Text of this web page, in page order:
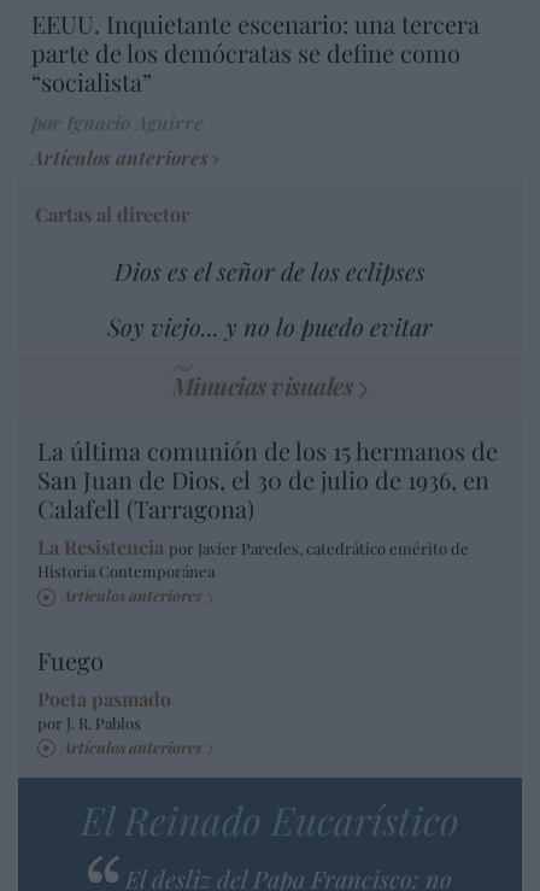
EEUU. Inquietante escenario: una tercera
parte de los demócratas se define como
“socialista”
Artículos anteriores
Cartas al director
Dios es el señor de los eclipses
Soy viejo... y no lo puedo evitar
Minucias visuales
La última comunión de los 15 hermanos de
San Juan de Dios, el 30 de julio de 1936, en
Calafell (Tarragona)
La Resistencia por Javier Paredes, catedrático emérito de
Historia Contemporánea
Artículos anteriores
Fuego
Poeta pasmado
por J. R. Pablos
Artículos anteriores
El Reinado Eucarístico
El desliz del Papa Francisco: no